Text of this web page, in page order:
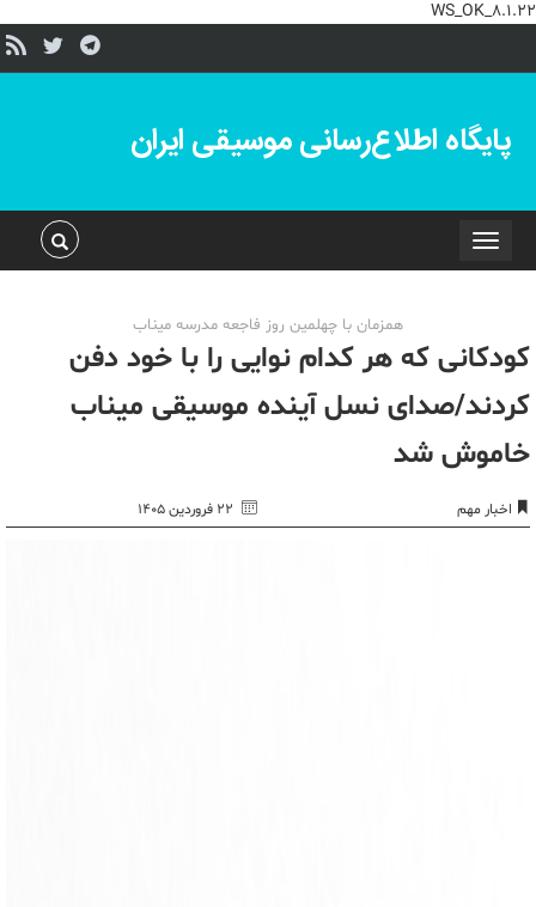
WS_OK_8.1.22
پایگاه اطلاع‌رسانی موسیقی ایران
Toggle
navigation
همزمان با چهلمین روز فاجعه مدرسه میناب
کودکانی که هر کدام نوایی را با خود دفن
کردند/صدای نسل آینده موسیقی میناب
خاموش شد
اخبار مهم ۲۲ فروردین ۱۴۰۵